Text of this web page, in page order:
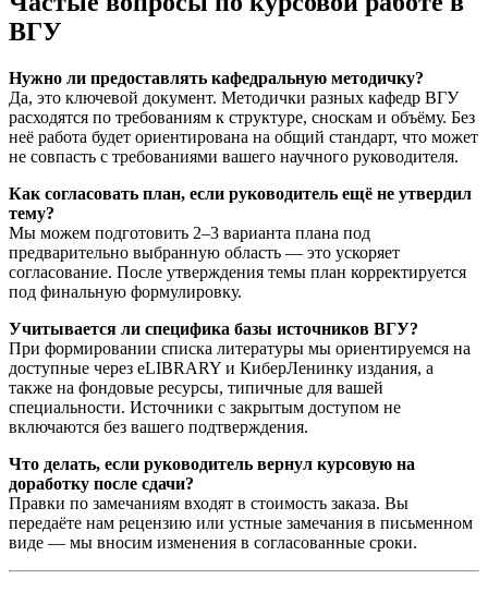
ВГУ
Нужно ли предоставлять кафедральную методичку?
Да, это ключевой документ. Методички разных кафедр ВГУ
расходятся по требованиям к структуре, сноскам и объёму. Без
неё работа будет ориентирована на общий стандарт, что может
не совпасть с требованиями вашего научного руководителя.
Как согласовать план, если руководитель ещё не утвердил
тему?
Мы можем подготовить 2–3 варианта плана под
предварительно выбранную область — это ускоряет
согласование. После утверждения темы план корректируется
под финальную формулировку.
Учитывается ли специфика базы источников ВГУ?
При формировании списка литературы мы ориентируемся на
доступные через eLIBRARY и КиберЛенинку издания, а
также на фондовые ресурсы, типичные для вашей
специальности. Источники с закрытым доступом не
включаются без вашего подтверждения.
Что делать, если руководитель вернул курсовую на
доработку после сдачи?
Правки по замечаниям входят в стоимость заказа. Вы
передаёте нам рецензию или устные замечания в письменном
виде — мы вносим изменения в согласованные сроки.